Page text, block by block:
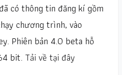
có thông tin đăng kí gồm
chương trình, vào
Phiên bản 4.0 beta hỗ
bit. Tải về tại đây